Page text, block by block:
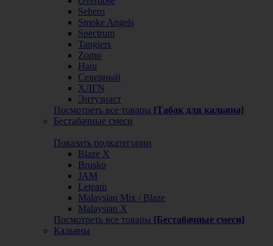
Sebero
Smoke Angels
Spectrum
Tangiers
Zomo
Наш
Северный
ХЛГN
Энтузиаст
Посмотреть все товары [Табак для кальяна]
Бестабачные смеси
Показать подкатегории
Blaze X
Brusko
JAM
Leteam
Malaysian Mix / Blaze
Malaysian X
Посмотреть все товары [Бестабачные смеси]
Кальяны